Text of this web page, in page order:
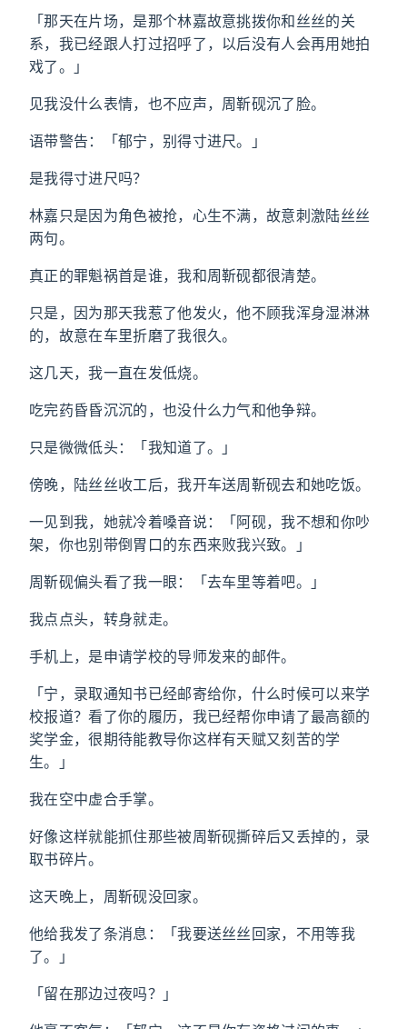
「那天在片场，是那个林嘉故意挑拨你和丝丝的关
系，我已经跟人打过招呼了，以后没有人会再用她拍
戏了。」
见我没什么表情，也不应声，周靳砚沉了脸。
语带警告：「郁宁，别得寸进尺。」
是我得寸进尺吗？
林嘉只是因为角色被抢，心生不满，故意刺激陆丝丝
两句。
真正的罪魁祸首是谁，我和周靳砚都很清楚。
只是，因为那天我惹了他发火，他不顾我浑身湿淋淋
的，故意在车里折磨了我很久。
这几天，我一直在发低烧。
吃完药昏昏沉沉的，也没什么力气和他争辩。
只是微微低头：「我知道了。」
傍晚，陆丝丝收工后，我开车送周靳砚去和她吃饭。
一见到我，她就冷着嗓音说：「阿砚，我不想和你吵
架，你也别带倒胃口的东西来败我兴致。」
周靳砚偏头看了我一眼：「去车里等着吧。」
我点点头，转身就走。
手机上，是申请学校的导师发来的邮件。
「宁，录取通知书已经邮寄给你，什么时候可以来学
校报道？看了你的履历，我已经帮你申请了最高额的
奖学金，很期待能教导你这样有天赋又刻苦的学
生。」
我在空中虚合手掌。
好像这样就能抓住那些被周靳砚撕碎后又丢掉的，录
取书碎片。
这天晚上，周靳砚没回家。
他给我发了条消息：「我要送丝丝回家，不用等我
了。」
「留在那边过夜吗？」